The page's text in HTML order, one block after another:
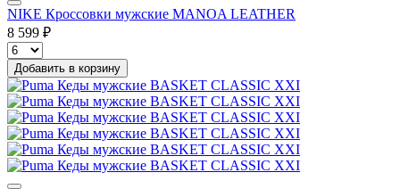
NIKE Кроссовки мужские MANOA LEATHER
8 599 ₽
Добавить в корзину